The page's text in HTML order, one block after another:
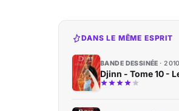
DANS LE MÊME ESPRIT
BANDE DESSINÉE 2010
Djinn - Tome 10 -